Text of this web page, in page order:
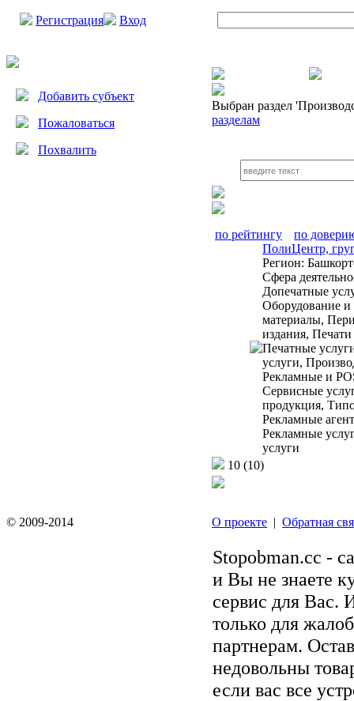
Регистрация Вход
Добавить субъект
Пожаловаться
Похвалить
Выбран раздел
разделам
по рейтингу | по
ПолиЦентр,
Регион:
Сфера
Допечатные
Оборудование и
материалы,
издания,
Печатные
услуги,
Рекламные и
Сервисные
продукция,
Рекламные
Рекламные
услуги
10 (10)
© 2009-2014 О проекте | Обратная
Stopobman.cc -
и Вы не знаете
сервис для Вас.
только для
партнерам.
недовольны
если вас все